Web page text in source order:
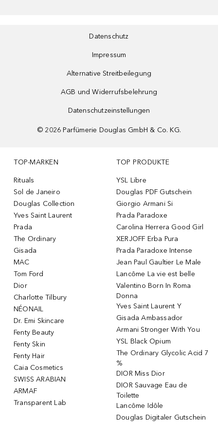
Datenschutz
Impressum
Alternative Streitbeilegung
AGB und Widerrufsbelehrung
Datenschutzeinstellungen
© 2026 Parfümerie Douglas GmbH & Co. KG.
TOP-MARKEN
Rituals
Sol de Janeiro
Douglas Collection
Yves Saint Laurent
Prada
The Ordinary
Gisada
MAC
Tom Ford
Dior
Charlotte Tilbury
NÉONAIL
Dr. Emi Skincare
Fenty Beauty
Fenty Skin
Fenty Hair
Caia Cosmetics
SWISS ARABIAN
ARMAF
Transparent Lab
TOP PRODUKTE
YSL Libre
Douglas PDF Gutschein
Giorgio Armani Si
Prada Paradoxe
Carolina Herrera Good Girl
XERJOFF Erba Pura
Prada Paradoxe Intense
Jean Paul Gaultier Le Male
Lancôme La vie est belle
Valentino Born In Roma
Donna
Yves Saint Laurent Y
Gisada Ambassador
Armani Stronger With You
YSL Black Opium
The Ordinary Glycolic Acid 7
%
DIOR Miss Dior
DIOR Sauvage Eau de
Toilette
Lancôme Idôle
Douglas Digitaler Gutschein